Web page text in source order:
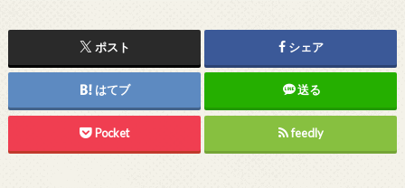
ポスト シェア
はてブ 送る
Pocket feedly